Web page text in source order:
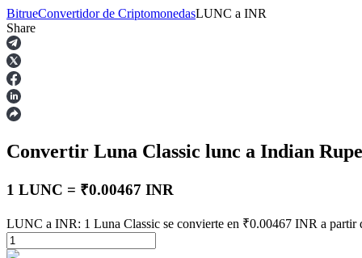
Futuros
BitrueConvertidor de CriptomonedasLUNC a INR
Share
Convertir Luna Classic lunc a Indian
1 LUNC = ₹0.00467 INR
LUNC a INR: 1 Luna Classic se convierte en ₹0.00467 INR a partir